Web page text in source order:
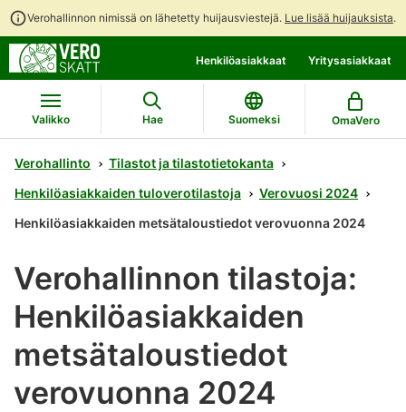
Verohallinnon nimissä on lähetetty huijausviestejä. Lue lisää huijauksista.
suoraan
sisältöön
koko
sivuston
hakuun
Henkilöasiakkaat Yritysasiakkaat
Valikko Hae Suomeksi OmaVero
Verohallinto
Tilastot ja tilastotietokanta
Henkilöasiakkaiden tuloverotilastoja
Verovuosi 2024
Henkilöasiakkaiden metsätaloustiedot verovuonna 2024
Verohallinnon tilastoja:
Henkilöasiakkaiden
metsätaloustiedot
verovuonna 2024